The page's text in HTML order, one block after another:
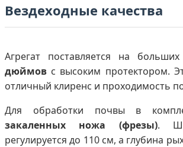
Вездеходные качества
Агрегат поставляется на
дюймов с высоким протектором.
отличный клиренс и проходимость
Для обработки почвы в
закаленных ножа (фрезы).
регулируется до 110 см, а глубина